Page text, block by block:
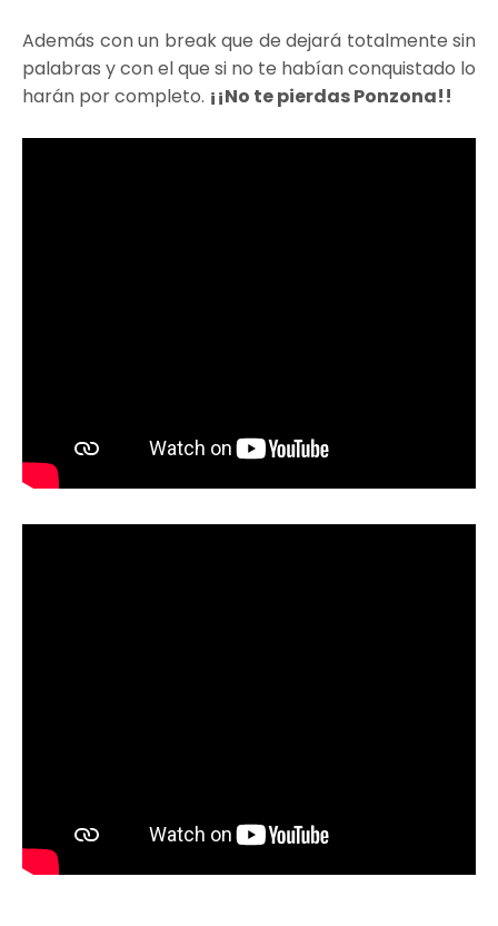
Además con un break que de dejará totalmente sin
palabras y con el que si no te habían conquistado lo
harán por completo. ¡¡No te pierdas Ponzona!!